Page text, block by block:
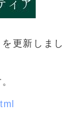
更新しまし